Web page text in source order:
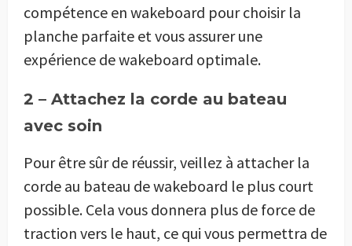
compétence en wakeboard pour choisir la
planche parfaite et vous assurer une
expérience de wakeboard optimale.
2 – Attachez la corde au bateau
avec soin
Pour être sûr de réussir, veillez à attacher la
corde au bateau de wakeboard le plus court
possible. Cela vous donnera plus de force de
traction vers le haut, ce qui vous permettra de